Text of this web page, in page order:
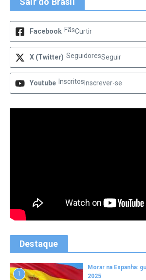
Facebook FãsCurtir
X (Twitter) SeguidoresSeguir
Youtube Inscritos Inscrever-se
Destaque
1
Morar na Espanha:
2025